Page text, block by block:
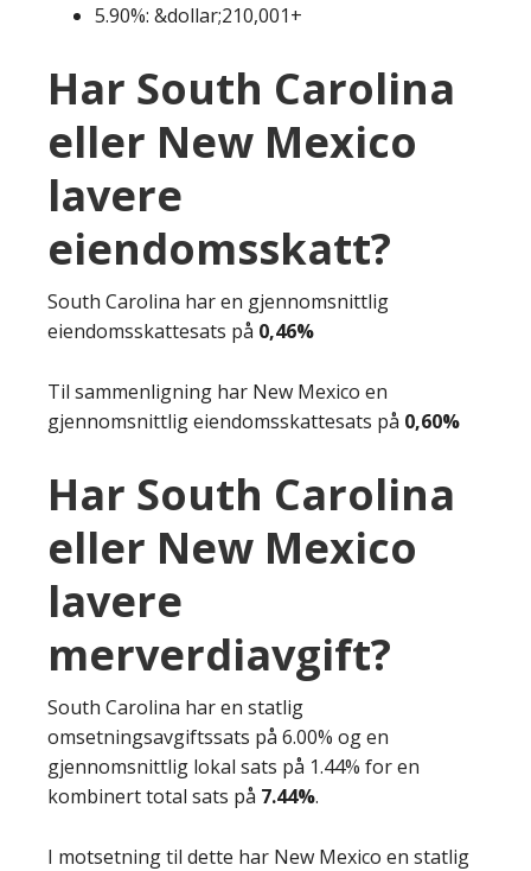
5.90%: &dollar;210,001+
Har South Carolina
eller New Mexico
lavere
eiendomsskatt?
South Carolina har en gjennomsnittlig
eiendomsskattesats på 0,46%
Til sammenligning har New Mexico en
gjennomsnittlig eiendomsskattesats på 0,60%
Har South Carolina
eller New Mexico
lavere
merverdiavgift?
South Carolina har en statlig
omsetningsavgiftssats på 6.00% og en
gjennomsnittlig lokal sats på 1.44% for en
kombinert total sats på 7.44%.
I motsetning til dette har New Mexico en statlig